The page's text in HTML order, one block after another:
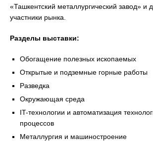
«Ташкентский металлургический завод» и
участники рынка.
Разделы выставки:
Обогащение полезных ископаемых
Открытые и подземные горные работы
Разведка
Окружающая среда
IT-технологии и автоматизация
процессов
Металлургия и машиностроение